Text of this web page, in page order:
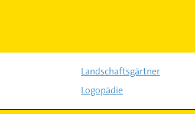
Landschaftsgärtner
Logopädie